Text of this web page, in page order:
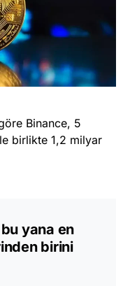
Binance, 5
birlikte 1,2 milyar
yana en
birini